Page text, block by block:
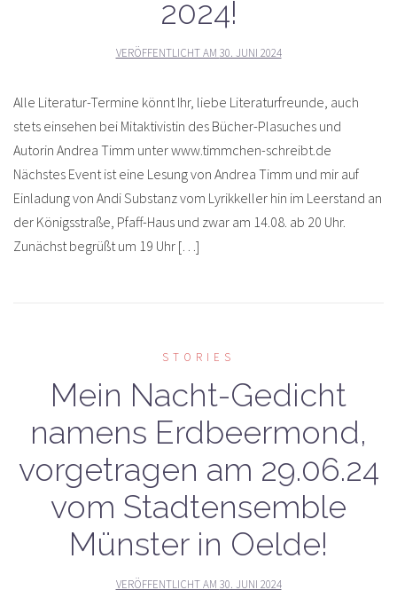
2024!
VERÖFFENTLICHT AM 30. JUNI 2024
Alle Literatur-Termine könnt Ihr, liebe Literaturfreunde, auch
stets einsehen bei Mitaktivistin des Bücher-Plasuches und
Autorin Andrea Timm unter www.timmchen-schreibt.de
Nächstes Event ist eine Lesung von Andrea Timm und mir auf
Einladung von Andi Substanz vom Lyrikkeller hin im Leerstand an
der Königsstraße, Pfaff-Haus und zwar am 14.08. ab 20 Uhr.
Zunächst begrüßt um 19 Uhr […]
STORIES
Mein Nacht-Gedicht
namens Erdbeermond,
vorgetragen am 29.06.24
vom Stadtensemble
Münster in Oelde!
VERÖFFENTLICHT AM 30. JUNI 2024